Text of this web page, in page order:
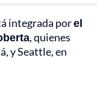
integrada porel
, quienes
y Seattle, en